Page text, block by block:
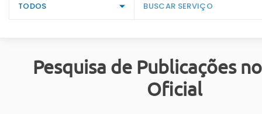
TODOS
Pesquisa de Publicações
Oficial